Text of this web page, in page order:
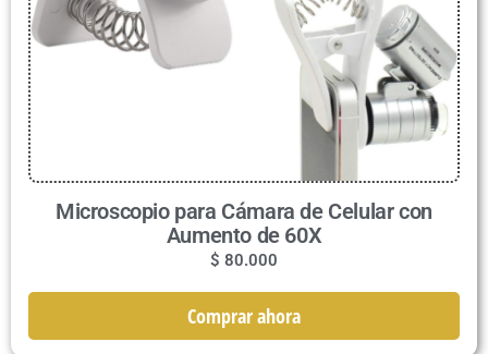
Microscopio para Cámara de Celular con
Aumento de 60X
$ 80.000
Comprar ahora